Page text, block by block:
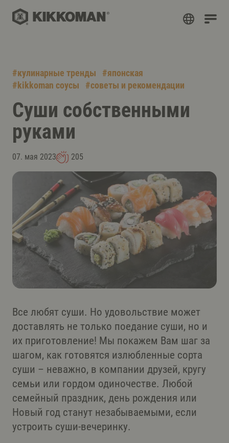
#кулинарные тренды #японская
#kikkoman соусы #советы и рекомендации
Суши собственными
руками
07. мая 2023 205
Все любят суши. Но удовольствие может
доставлять не только поедание суши, но и
их приготовление! Мы покажем Вам шаг за
шагом, как готовятся излюбленные сорта
суши – неважно, в компании друзей, кругу
семьи или гордом одиночестве. Любой
семейный праздник, день рождения или
Новый год станут незабываемыми, если
устроить суши-вечеринку.